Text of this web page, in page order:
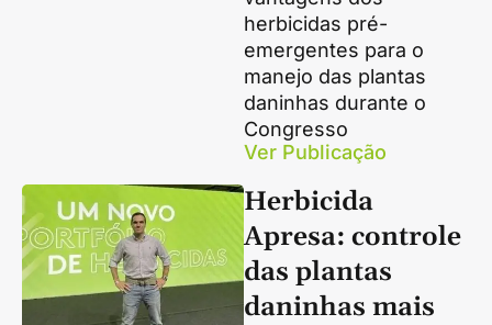
herbicidas pré-
emergentes para o
manejo das plantas
daninhas durante o
Congresso
Ver Publicação
Herbicida
Apresa: controle
das plantas
daninhas mais